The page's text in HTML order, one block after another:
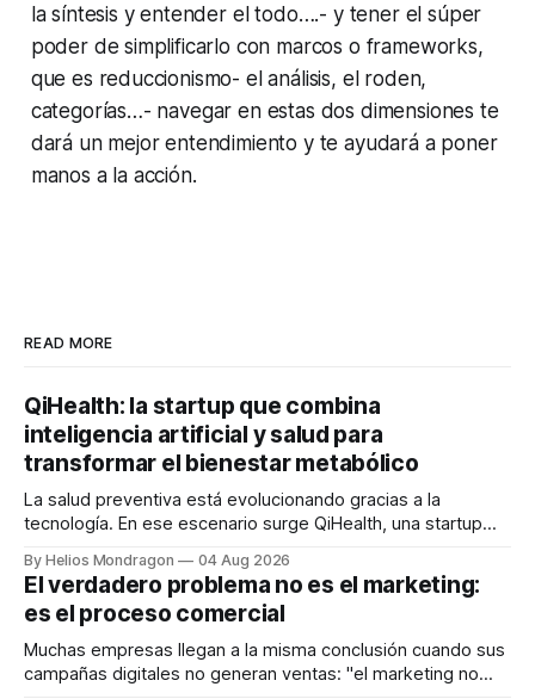
la síntesis y entender el todo….- y tener el súper
poder de simplificarlo con marcos o frameworks,
que es reduccionismo- el análisis, el roden,
categorías…- navegar en estas dos dimensiones te
dará un mejor entendimiento y te ayudará a poner
manos a la acción.
READ MORE
QiHealth: la startup que combina
inteligencia artificial y salud para
transformar el bienestar metabólico
La salud preventiva está evolucionando gracias a la
tecnología. En ese escenario surge QiHealth, una startup
dispositivos inteligentes, inteligencia artificial y monitoreo
en tiempo real para ayudar a las personas a tomar mejores
decisiones sobre su salud metabólica. Su propuesta busca
responder
By Helios Mondragon 04 Aug 2026
El verdadero problema no es el marketing:
es el proceso comercial
Muchas empresas llegan a la misma conclusión cuando sus
campañas digitales no generan ventas: "el marketing no